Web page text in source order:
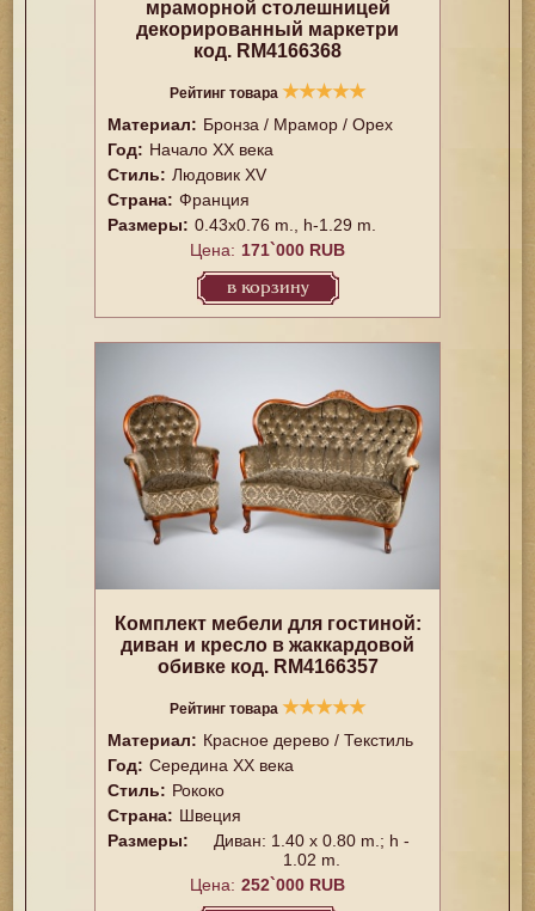
мраморной столешницей
декорированный маркетри
код. RM4166368
Рейтинг товара ★★★★★
Материал: Бронза / Мрамор / Орех
Год: Начало XX века
Стиль: Людовик XV
Страна: Франция
Размеры: 0.43x0.76 m., h-1.29 m.
Цена: 171`000 RUB
в корзину
Комплект мебели для гостиной:
диван и кресло в жаккардовой
обивке код. RM4166357
Рейтинг товара ★★★★★
Материал: Красное дерево / Текстиль
Год: Середина XX векa
Стиль: Рококо
Страна: Швеция
Размеры:
Диван: 1.40 x 0.80 m.; h -
1.02 m.
Цена: 252`000 RUB